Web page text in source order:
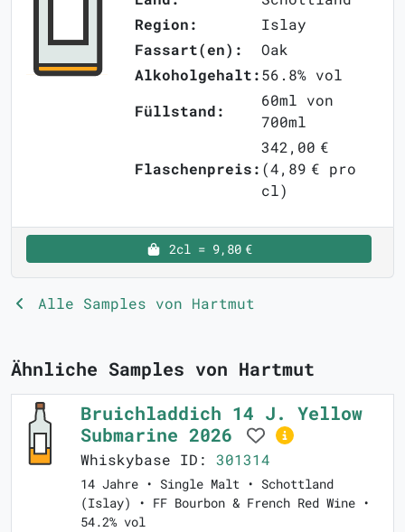
Region:
Islay
Fassart(en):
Oak
Alkoholgehalt:56.8% vol
Füllstand:
60ml von
700ml
Flaschenpreis:
342,00 €
(4,89 € pro
cl)
2cl = 9,80 €
Alle Samples von Hartmut
Ähnliche Samples von Hartmut
Bruichladdich 14 J. Yellow
Submarine 2026
Whiskybase ID: 301314
14 Jahre • Single Malt • Schottland
(Islay) • FF Bourbon & French Red Wine •
54.2% vol